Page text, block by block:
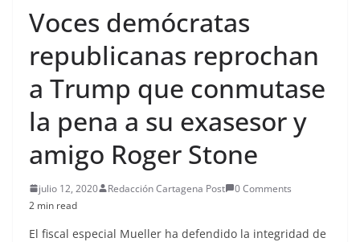
Voces demócratas
republicanas reprochan
a Trump que conmutase
la pena a su exasesor y
amigo Roger Stone
julio 12, 2020 Redacción Cartagena Post
0 Comments
2 min read
El fiscal especial Mueller ha defendido la integridad de